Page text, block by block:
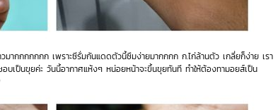
ากกกกกกก เพราะซีรั่มกันแดดตัวนี้ซึมง่ายมากกกก ก.ไก่ล้านตัว เกลี่ยก็ง่าย เรา
อบเป็นขุยค่ะ วันนี้อากาศแห้งๆ หน่อยหน้าจะขึ้นขุยทันที ทำให้ต้องทามอยส์เป็น